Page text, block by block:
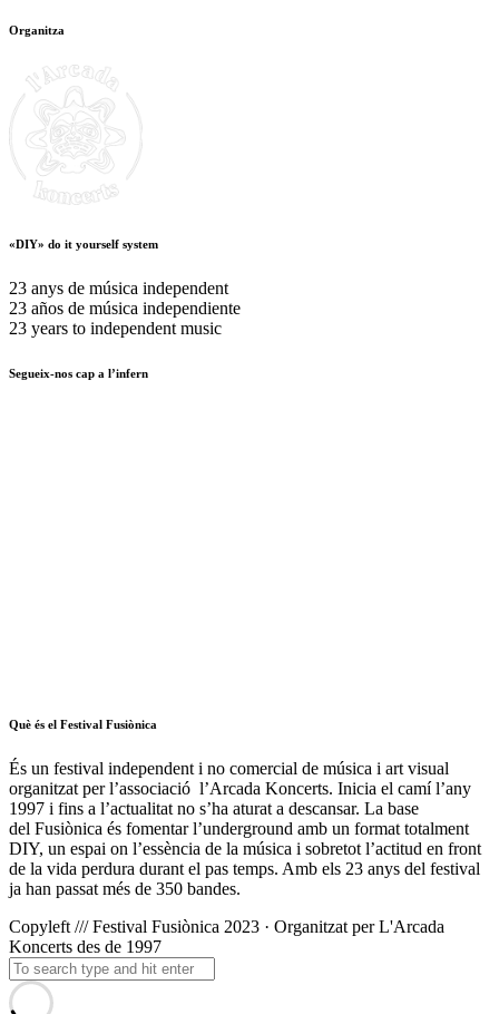
Organitza
«DIY» do it yourself system
23 anys de música independent
23 años de música independiente
23 years to independent music
Segueix-nos cap a l’infern
Què és el Festival Fusiònica
És un festival independent i no comercial de música i art visual
organitzat per l’associació l’Arcada Koncerts. Inicia el camí l’any
1997 i fins a l’actualitat no s’ha aturat a descansar. La base
del Fusiònica és fomentar l’underground amb un format totalment
DIY, un espai on l’essència de la música i sobretot l’actitud en front
de la vida perdura durant el pas temps. Amb els 23 anys del festival
ja han passat més de 350 bandes.
Copyleft /// Festival Fusiònica 2023 · Organitzat per L'Arcada
Koncerts des de 1997